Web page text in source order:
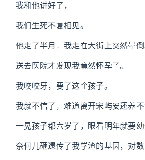
我和他讲好了，
我们生死不复相见。
他走了半月，我走在大街上突然晕倒
送去医院才发现我竟然怀孕了。
我咬咬牙，要了这个孩子。
我就不信了，难道离开宋屿安还养不
一晃孩子都六岁了，眼看明年就要幼
奈何儿砸遗传了我学渣的基因，对数